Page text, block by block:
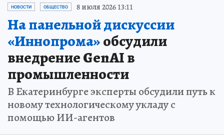
НОВОСТИ ОБЩЕСТВО 8 июля 2026 13:11
На панельной дискуссии
«Иннопрома»обсудили
внедрение GenAI в
промышленности
В Екатеринбурге эксперты обсудили путь к
новому технологическому укладу с
помощью ИИ-агентов